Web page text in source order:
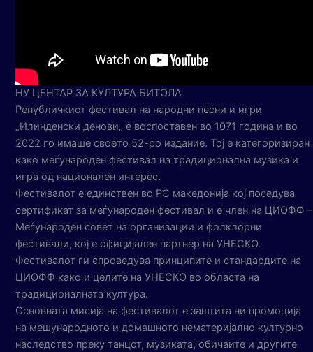
НУ ЦЕНТАР ЗА КУЛТУРА БИТОЛА
Републичкиот фестивал на народни песни и игри
„Илинденски денови„ е воспоставен во 1071 година и во
2022 го имаше своето 52-ро издание. Тој е категоризиран
како меѓународен фестивал на традиционална музика и
игра од национален интерес.
Фестивалот е единствен во РС македонија кој поседува
сертификат за меѓународен фестивал и е член на ЦИОФФ –
Меѓународен совет на организации и фолклорни
фестивали, кој е официјален партнер на УНЕСКО.
Фестивалот ги спроведува принципите и стандардите на
ЦИОФФ како и целите на УНЕСКО во областа на
традиционалната култура.
Основната мисија на фестивалот е заштита ни промоција
на мешународното и домашното нематеријално културно
наследство преку танцот, музиката, обичаите и другите